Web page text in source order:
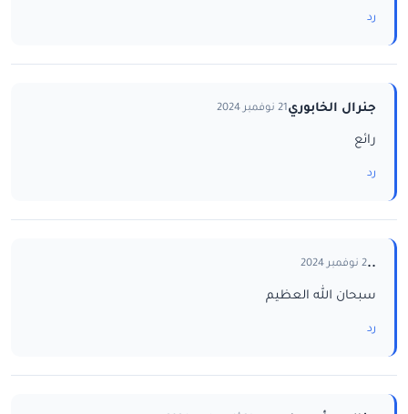
رد
جنرال الخابوري21 نوفمبر 2024
رائع
رد
..2 نوفمبر 2024
سبحان الله العظيم
رد